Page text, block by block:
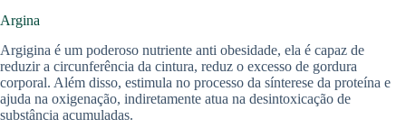
Argina
Argigina é um poderoso nutriente anti obesidade, ela é capaz de
reduzir a circunferência da cintura, reduz o excesso de gordura
corporal. Além disso, estimula no processo da sínterese da proteína e
ajuda na oxigenação, indiretamente atua na desintoxicação de
substância acumuladas.